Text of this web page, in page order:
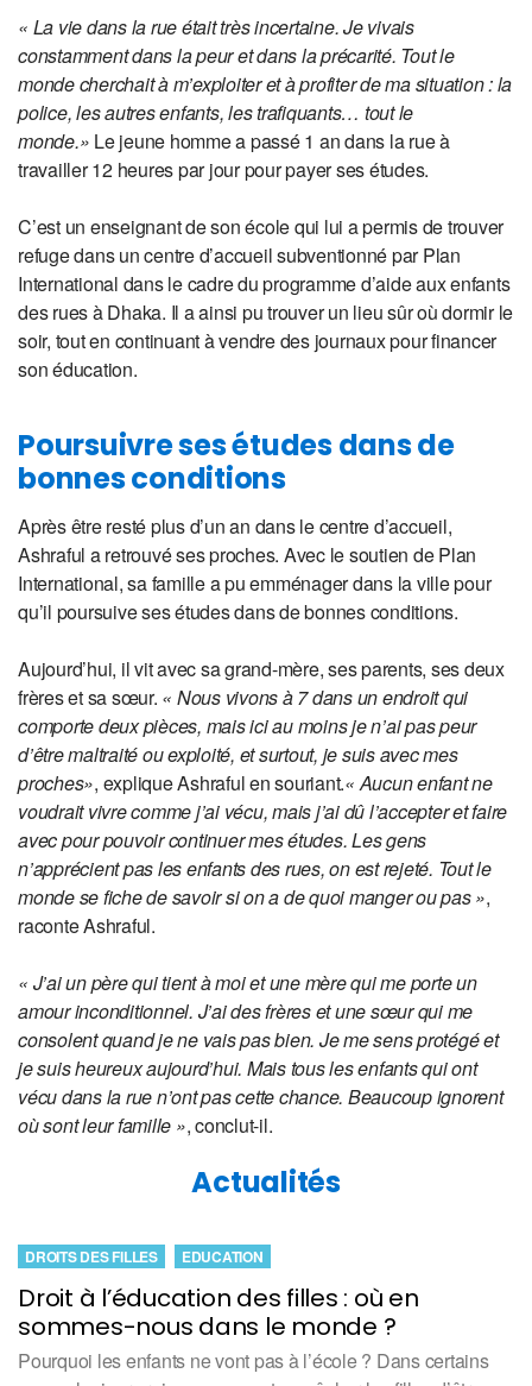
« La vie dans la rue était très incertaine. Je vivais
constamment dans la peur et dans la précarité. Tout le
monde cherchait à m’exploiter et à profiter de ma situation : la
police, les autres enfants, les trafiquants… tout le
monde.» Le jeune homme a passé 1 an dans la rue à
travailler 12 heures par jour pour payer ses études.
C’est un enseignant de son école qui lui a permis de trouver
refuge dans un centre d’accueil subventionné par Plan
International dans le cadre du programme d’aide aux enfants
des rues à Dhaka. Il a ainsi pu trouver un lieu sûr où dormir le
soir, tout en continuant à vendre des journaux pour financer
son éducation.
Poursuivre ses études dans de
bonnes conditions
Après être resté plus d’un an dans le centre d’accueil,
Ashraful a retrouvé ses proches. Avec le soutien de Plan
International, sa famille a pu emménager dans la ville pour
qu’il poursuive ses études dans de bonnes conditions.
Aujourd’hui, il vit avec sa grand-mère, ses parents, ses deux
frères et sa sœur. « Nous vivons à 7 dans un endroit qui
comporte deux pièces, mais ici au moins je n’ai pas peur
d’être maltraité ou exploité, et surtout, je suis avec mes
proches», explique Ashraful en souriant.« Aucun enfant ne
voudrait vivre comme j’ai vécu, mais j’ai dû l’accepter et faire
avec pour pouvoir continuer mes études. Les gens
n’apprécient pas les enfants des rues, on est rejeté. Tout le
monde se fiche de savoir si on a de quoi manger ou pas »,
raconte Ashraful.
« J’ai un père qui tient à moi et une mère qui me porte un
amour inconditionnel. J’ai des frères et une sœur qui me
consolent quand je ne vais pas bien. Je me sens protégé et
je suis heureux aujourd’hui. Mais tous les enfants qui ont
vécu dans la rue n’ont pas cette chance. Beaucoup ignorent
où sont leur famille », conclut-il.
Actualités
Droit à l’éducation des filles : où en
sommes-nous dans le monde ?
DROITS DES FILLES EDUCATION
Pourquoi les enfants ne vont pas à l’école ? Dans certains